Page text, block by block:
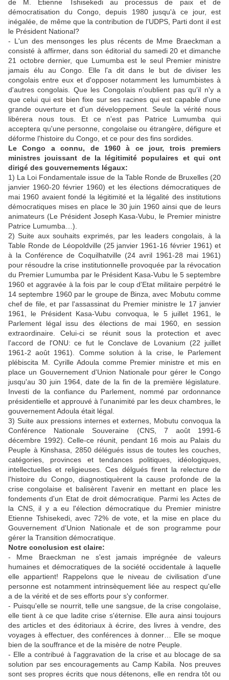
de M. Etienne Tshisekedi au processus de paix et de
démocratisation du Congo, depuis 1980 jusqu'à ce jour, est
inégalée, de même que la contribution de l'UDPS, Parti dont il est
le Président National?
- L'un des mensonges les plus récents de Mme Braeckman a
consisté à affirmer, dans son éditorial du samedi 20 et dimanche
21 octobre dernier, que Lumumba est le seul Premier ministre
jamais élu au Congo. Elle l'a dit dans le but de diviser les
congolais entre eux et d'opposer notamment les lumumbistes à
d'autres congolais. Que les Congolais n'oublient pas qu'il n'y a
que celui qui est bien fixe sur ses racines qui est capable d'une
grande ouverture et d'un développement. Seule la vérité nous
libérera nous tous. Et ce n'est pas Patrice Lumumba qui
acceptera qu'une personne, congolaise ou étrangère, défigure et
déforme l'histoire du Congo, et ce pour des fins sordides.
Le Congo a connu, de 1960 à ce jour, trois premiers
ministres jouissant de la légitimité populaires et qui ont
dirigé des gouvernements légaux:
1) La Loi Fondamentale issue de la Table Ronde de Bruxelles (20
janvier 1960-20 février 1960) et les élections démocratiques de
mai 1960 avaient fondé la légitimité et la légalité des institutions
démocratiques mises en place le 30 juin 1960 ainsi que de leurs
animateurs (Le Président Joseph Kasa-Vubu, le Premier ministre
Patrice Lumumba…).
2) Suite aux souhaits exprimés, par les leaders congolais, à la
Table Ronde de Léopoldville (25 janvier 1961-16 février 1961) et
à la Conférence de Coquilhatville (24 avril 1961-28 mai 1961)
pour résoudre la crise institutionnelle provoquée par la révocation
du Premier Lumumba par le Président Kasa-Vubu le 5 septembre
1960 et aggravée à la fois par le coup d'Etat militaire perpétré le
14 septembre 1960 par le groupe de Binza, avec Mobutu comme
chef de file, et par l'assassinat du Premier ministre le 17 janvier
1961, le Président Kasa-Vubu convoqua, le 5 juillet 1961, le
Parlement légal issu des élections de mai 1960, en session
extraordinaire. Celui-ci se réunit sous la protection et avec
l'accord de l'ONU: ce fut le Conclave de Lovanium (22 juillet
1961-2 août 1961). Comme solution à la crise, le Parlement
plébiscita M. Cyrille Adoula comme Premier ministre et mis en
place un Gouvernement d'Union Nationale pour gérer le Congo
jusqu'au 30 juin 1964, date de la fin de la première législature.
Investi de la confiance du Parlement, nommé par ordonnance
présidentielle et approuvé à l'unanimité par les deux chambres, le
gouvernement Adoula était légal.
3) Suite aux pressions internes et externes, Mobutu convoqua la
Conférence Nationale Souveraine (CNS, 7 août 1991-6
décembre 1992). Celle-ce réunit, pendant 16 mois au Palais du
Peuple à Kinshasa, 2850 délégués issus de toutes les couches,
catégories, provinces et tendances politiques, idéologiques,
intellectuelles et religieuses. Ces délgués firent la relecture de
l'histoire du Congo, diagnostiquèrent la cause profonde de la
crise congolaise et balisèrent l'avenir en mettant en place les
fondements d'un Etat de droit démocratique. Parmi les Actes de
la CNS, il y a eu l'élection démocratique du Premier ministre
Etienne Tshisekedi, avec 72% de vote, et la mise en place du
Gouvernement d'Union Nationale et de son programme pour
gérer la Transition démocratique.
Notre conclusion est claire:
- Mme Braeckman ne s'est jamais imprégnée de valeurs
humaines et démocratiques de la société occidentale à laquelle
elle appartient! Rappelons que le niveau de civilisation d'une
personne est notamment intrinsèquement liée au respect qu'elle
a de la vérité et de ses efforts pour s'y conformer.
- Puisqu'elle se nourrit, telle une sangsue, de la crise congolaise,
elle tient à ce que ladite crise s'éternise. Elle aura ainsi toujours
des articles et des éditoriaux à écrire, des livres à vendre, des
voyages à effectuer, des conférences à donner… Elle se moque
bien de la souffrance et de la misère de notre Peuple.
- Elle a contribué à l'aggravation de la crise et au blocage de sa
solution par ses encouragements au Camp Kabila. Nos preuves
sont ses propres écrits que nous détenons, elle en rendra tôt ou